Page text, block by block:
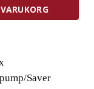
VARUKORG